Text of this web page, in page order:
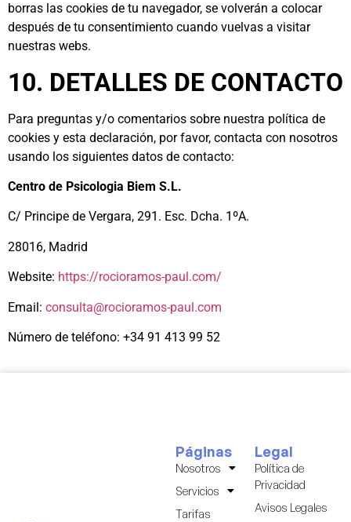
borras las cookies de tu navegador, se volverán a colocar
después de tu consentimiento cuando vuelvas a visitar
nuestras webs.
10. DETALLES DE CONTACTO
Para preguntas y/o comentarios sobre nuestra política de
cookies y esta declaración, por favor, contacta con nosotros
usando los siguientes datos de contacto:
Centro de Psicologia Biem S.L.
C/ Principe de Vergara, 291. Esc. Dcha. 1ºA.
28016, Madrid
Website: https://rocioramos-paul.com/
Email: consulta@rocioramos-paul.com
Número de teléfono: +34 91 413 99 52
Legal
Política de
Privacidad
Avisos Legales
Páginas
Nosotros
Servicios
Tarifas